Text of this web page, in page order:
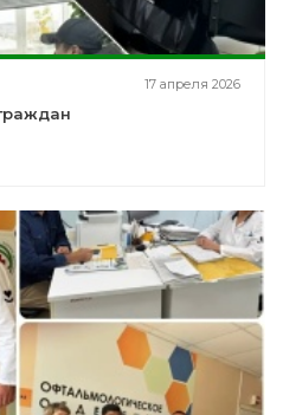
17 апреля 2026